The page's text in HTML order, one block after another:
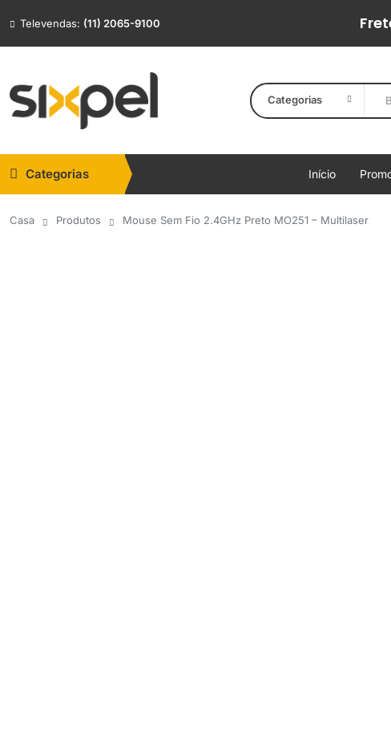
Televendas: (11) 2065-9100
Categorias
Categorias Início
Casa Produtos Mouse Sem Fio 2.4GHz Preto MO251 – Multilaser